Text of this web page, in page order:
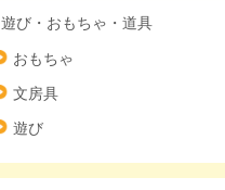
遊び・おもちゃ・道具
おもちゃ
文房具
遊び